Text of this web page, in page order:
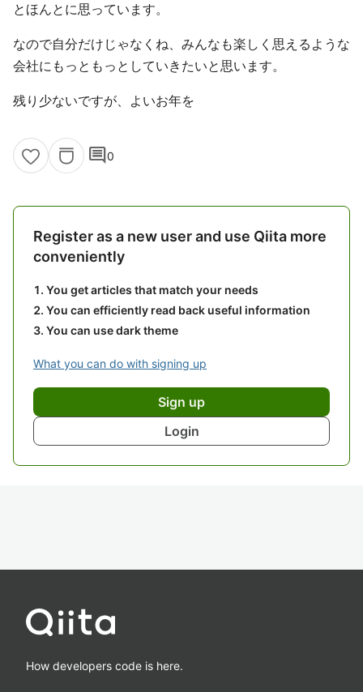
とほんとに思っています。
なので自分だけじゃなくね、みんなも楽しく思えるような
会社にもっともっとしていきたいと思います。
残り少ないですが、よいお年を
comment0
Register as a new user and use Qiita more
conveniently
You get articles that match your needs
You can efficiently read back useful information
You can use dark theme
What you can do with signing up
Sign up
Login
How developers code is here.